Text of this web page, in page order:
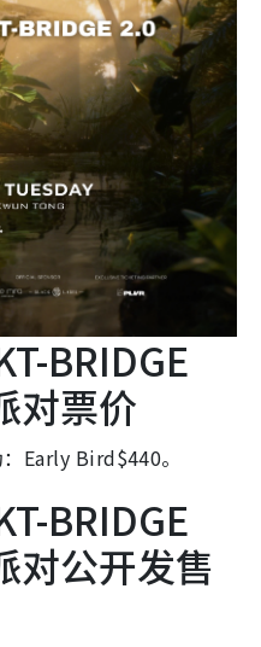
BRIDGE
对票价
Early Bird$440。
BRIDGE
对公开发售